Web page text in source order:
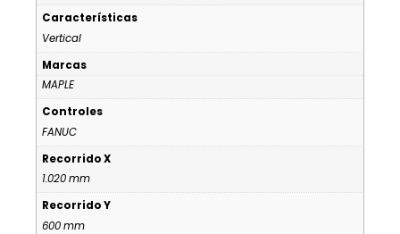
Características
Vertical
Marcas
MAPLE
Controles
FANUC
Recorrido X
1.020 mm
Recorrido Y
600 mm